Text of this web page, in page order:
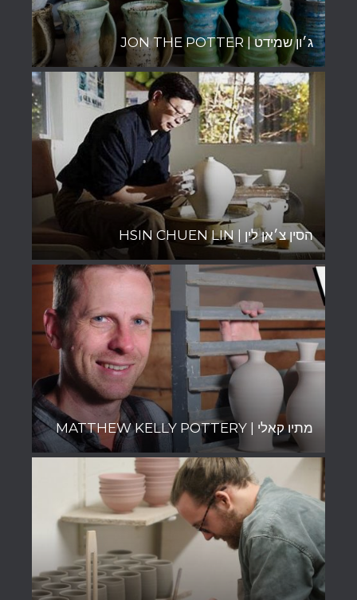
ג׳ון שמידט | JON THE POTTER
הסין צ׳אן לין | HSIN CHUEN LIN
מתיו קאלי | MATTHEW KELLY POTTERY